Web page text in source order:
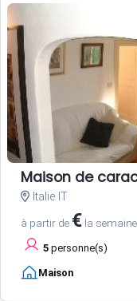
Maison de
Italie IT
à partir de € la semaine
5 personne(s)
Maison